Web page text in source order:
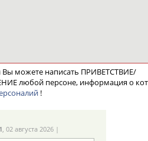
Вы можете написать ПРИВЕТСТВИЕ/
любой персоне, информация о
!
, 02 августа 2026 |